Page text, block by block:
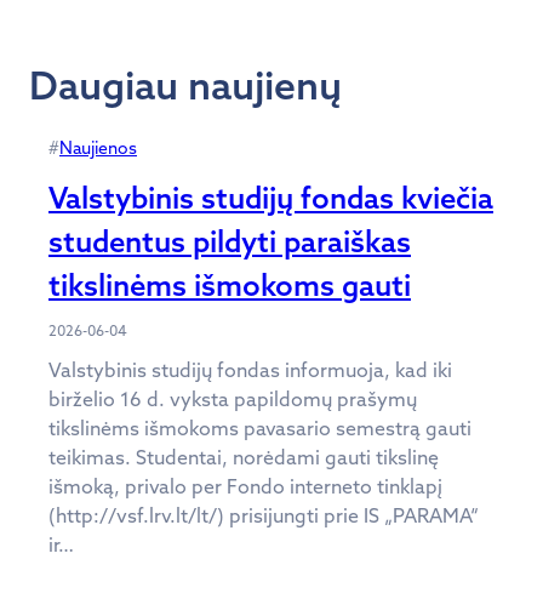
Daugiau naujienų
#Naujienos
Valstybinis studijų fondas kviečia
studentus pildyti paraiškas
tikslinėms išmokoms gauti
2026-06-04
Valstybinis studijų fondas informuoja, kad iki
birželio 16 d. vyksta papildomų prašymų
tikslinėms išmokoms pavasario semestrą gauti
teikimas. Studentai, norėdami gauti tikslinę
išmoką, privalo per Fondo interneto tinklapį
(http://vsf.lrv.lt/lt/) prisijungti prie IS „PARAMA“
ir…